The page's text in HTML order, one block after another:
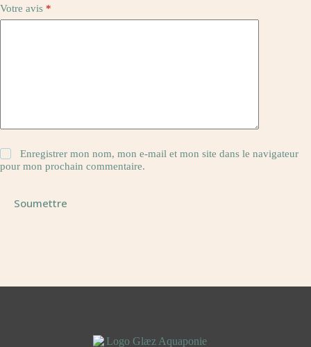
Votre avis *
Enregistrer mon nom, mon e-mail et mon site dans le navigateur
pour mon prochain commentaire.
Soumettre